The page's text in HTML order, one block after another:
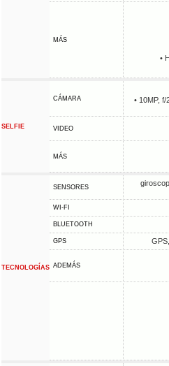
MÁS
•
SELFIE
CÁMARA
• 10MP,
VIDEO
MÁS
TECNOLOGÍAS
SENSORES
WI-FI
BLUETOOTH
GPS
ADEMÁS